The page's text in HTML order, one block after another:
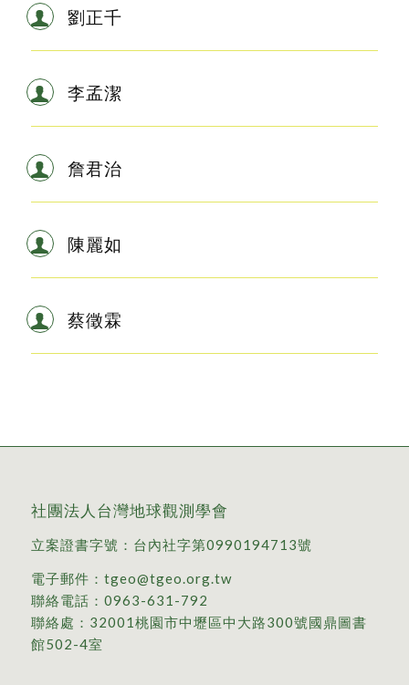
劉正千
李孟潔
詹君治
陳麗如
蔡徵霖
社團法人台灣地球觀測學會
立案證書字號：台內社字第0990194713號
電子郵件： tgeo@tgeo.org.tw
聯絡電話： 0963-631-792
聯絡處： 32001桃園市中壢區中大路300號國鼎圖書
館502-4室